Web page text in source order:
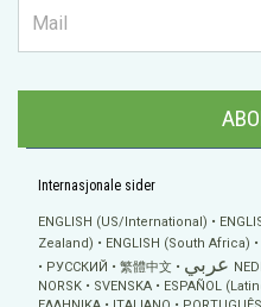
Internasjonale sider
ENGLISH (US/International)
Zealand)
ENGLISH (South Africa)
РУССКИЙ
繁體中文 عربي
NORSK
SVENSKA ESPAÑOL